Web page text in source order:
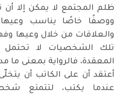
ظلم المجتمع لا يمكن إلا
ووصفًا خاصًا يناسب
والعلاقات من خلال وعيها
تلك الشخصيات لا تحتمل
المعقدة، فالرواية بمعنى ما
أعتقد أن على الكاتب أن
عندما يكتب، لتتمتع